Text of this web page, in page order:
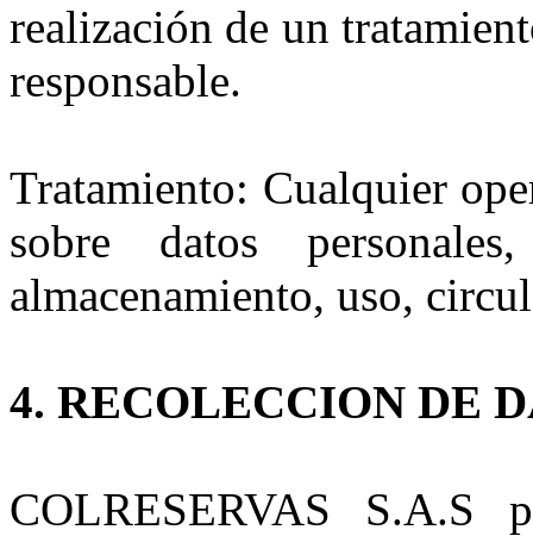
realización de un
responsable.
Tratamiento: Cualquier
sobre datos
almacenamiento, uso,
4. RECOLECCION DE
COLRESERVAS S.A.S